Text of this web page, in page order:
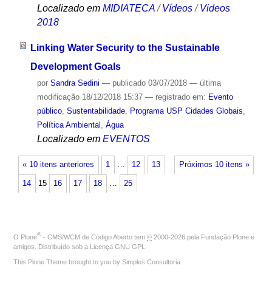
Localizado em MIDIATECA /Vídeos /Videos
2018
Linking Water Security to the Sustainable
Development Goals
por Sandra Sedini — publicado03/07/2018 — última
modificação18/12/2018 15:37 — registrado em: Evento
público, Sustentabilidade, Programa USP Cidades Globais,
Política Ambiental , Água
Localizado em EVENTOS
« 10 itens anteriores Próximos 10 itens »
1 … 12 13
14 15 16 17 18 … 25
O Plone® - CMS/WCM de Código Aberto tem © 2000-2026 pela Fundação Plone e
amigos. Distribuído sob a Licença GNU GPL
This Plone Theme brought to you by Simples Consultoria